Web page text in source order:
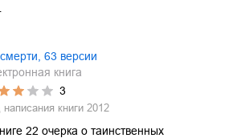
63 версии
книга
3
написания книги 2012
22 очерка о таинственных